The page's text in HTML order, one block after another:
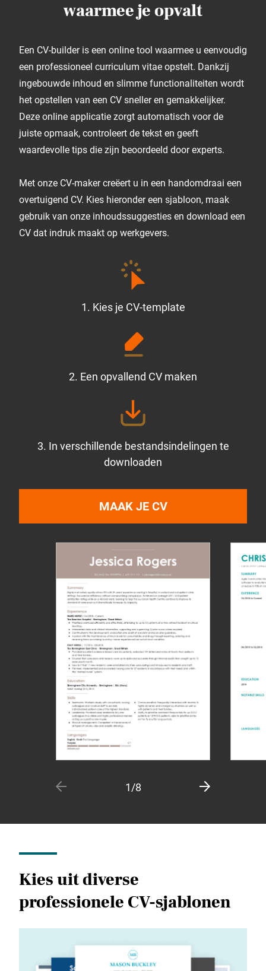
waarmee je opvalt
Een CV-builder is een online tool waarmee u eenvoudig
een professioneel curriculum vitae opstelt. Dankzij
ingebouwde inhoud en slimme functionaliteiten wordt
het opstellen van een CV sneller en gemakkelijker.
Deze online applicatie zorgt automatisch voor de
juiste opmaak, controleert de tekst en geeft
waardevolle tips die zijn beoordeeld door experts.
Met onze CV-maker creëert u in een handomdraai een
overtuigend CV. Kies hieronder een sjabloon, maak
gebruik van onze inhoudssuggesties en download een
CV dat indruk maakt op werkgevers.
1. Kies je CV‑template
2. Een opvallend CV maken
3. In verschillende bestandsindelingen te
downloaden
MAAK JE CV
1/8
Kies uit diverse
professionele CV-sjablonen